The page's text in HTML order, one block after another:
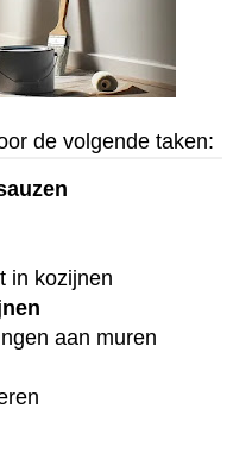
de volgende taken:
in kozijnen
aan muren